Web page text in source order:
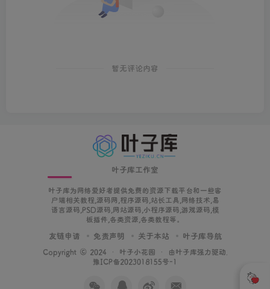
暂无评论内容
叶子库工作室
叶子库为网络爱好者提供免费的资源下载平台和一些客
户端相关教程,源码网,程序源码,站长工具,网络技术,易
语言源码,PSD源码,网站源码,小程序源码,游戏源码,模
板插件,各类资源,各类教程等。
友链申请 免责声明 关于本站 叶子库导航
Copyright © 2024 · 叶子小花园 · 由 叶子库强力驱动.
豫ICP备2023018155号-1